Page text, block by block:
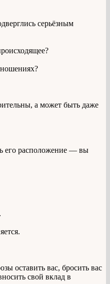
серьёзным
а может быть даже
его расположение — вы
оставить вас, бросить вас
свой вклад в